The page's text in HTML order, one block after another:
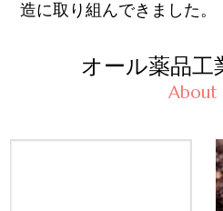
造に取り組んできました。
オール薬品工
About